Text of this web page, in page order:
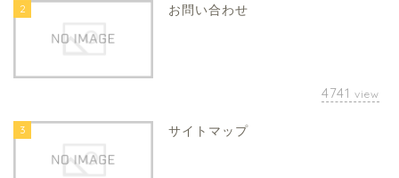
2 お問い合わせ
4741 view
3 サイトマップ